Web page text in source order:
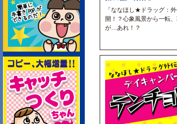
「ななほし★ドラッグ：
開！？心象風景から一転
が…あれ！？